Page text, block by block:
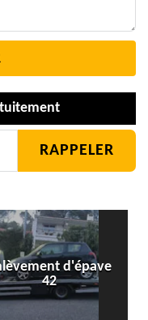
d'épave
42